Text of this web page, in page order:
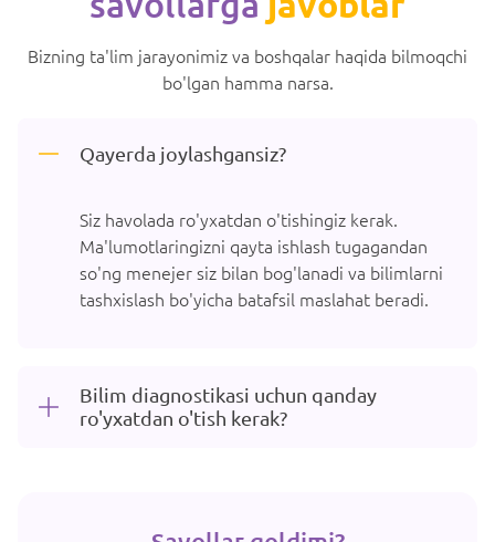
Bizning ta'lim jarayonimiz va boshqalar haqida bilmoqchi
bo'lgan hamma narsa.
Qayerda joylashgansiz?
Siz havolada ro'yxatdan o'tishingiz kerak.
Ma'lumotlaringizni qayta ishlash tugagandan
so'ng menejer siz bilan bog'lanadi va bilimlarni
tashxislash bo'yicha batafsil maslahat beradi.
Bilim diagnostikasi uchun qanday
ro'yxatdan o'tish kerak?